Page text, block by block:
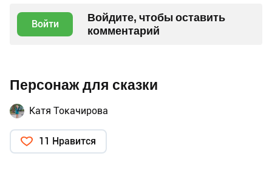
Войти
Войдите, чтобы оставить
комментарий
Персонаж для сказки
Катя Токачирова
11 Нравится